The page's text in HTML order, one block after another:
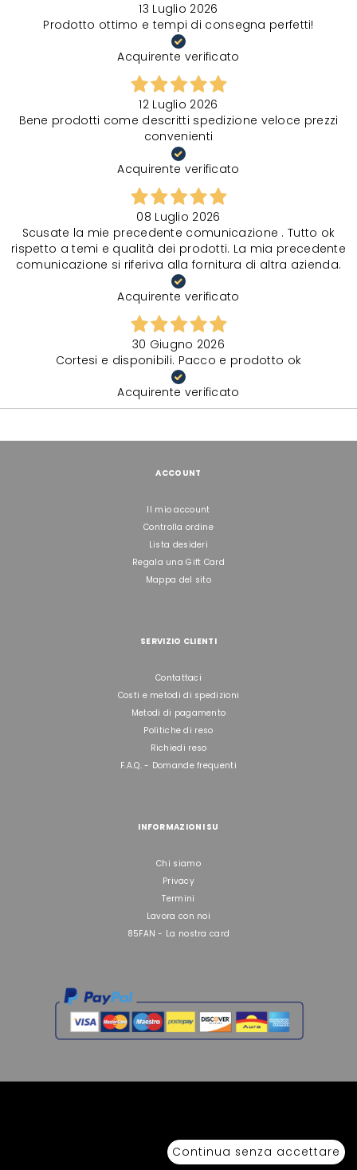
13 Luglio 2026
Prodotto ottimo e tempi di consegna perfetti!
Acquirente verificato
12 Luglio 2026
Bene prodotti come descritti spedizione veloce prezzi
convenienti
Acquirente verificato
08 Luglio 2026
Scusate la mie precedente comunicazione . Tutto ok
rispetto a temi e qualità dei prodotti. La mia precedente
comunicazione si riferiva alla fornitura di altra azienda.
Acquirente verificato
30 Giugno 2026
Cortesi e disponibili. Pacco e prodotto ok
Acquirente verificato
ACCOUNT
Il mio account
Controlla ordine
Lista desideri
Regala una Gift Card
Mappa del sito
SERVIZIO CLIENTI
Contattaci
Costi e metodi di spedizioni
Metodi di pagamento
Politiche di reso
Richiedi reso
F.A.Q. - Domande frequenti
INFORMAZIONI SU
Chi siamo
Privacy
Termini
Lavora con noi
85FAN - La nostra card
anche parziale.
Via Piave Km 68,600 • 04100 Latina, Italia | P.IVA 01222400598 • N° REA LT -
Continua senza accettare